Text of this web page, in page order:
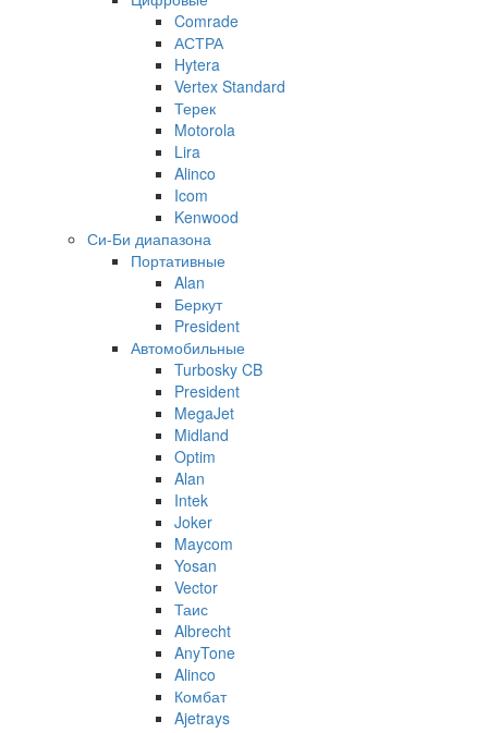
Comrade
АСТРА
Hytera
Vertex Standard
Терек
Motorola
Lira
Alinco
Icom
Kenwood
Си-Би диапазона
Портативные
Alan
Беркут
President
Автомобильные
Turbosky CB
President
MegaJet
Midland
Optim
Alan
Intek
Joker
Maycom
Yosan
Vector
Таис
Albrecht
AnyTone
Alinco
Комбат
Ajetrays